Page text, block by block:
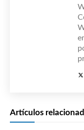
Artículos